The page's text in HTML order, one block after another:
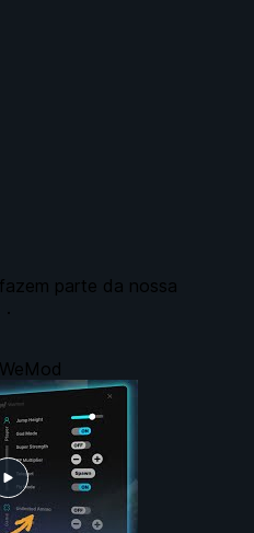
parte da nossa
.